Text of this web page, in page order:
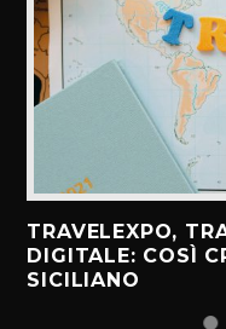
TRAVELEXPO,
DIGITALE: COSÌ
SICILIANO